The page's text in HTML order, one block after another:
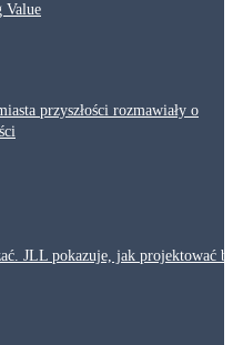
Value
przyszłości rozmawiały o
JLL pokazuje, jak projektować